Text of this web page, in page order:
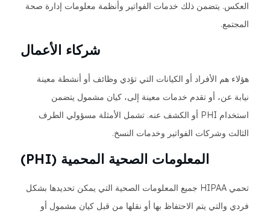
العكس. يتضمن ذلك خدمات الفواتير وأنظمة معلومات إدارة صحة
المجتمع.
شركاء الأعمال
هؤلاء هم الأفراد أو الكيانات التي تؤدي وظائف أو أنشطة معينة
نيابة عن، أو تقدم خدمات معينة إلى، كيان مشمول يتضمن
استخدام PHI أو الكشف عنه. تشمل الأمثلة مسؤولي الطرف
الثالث وشركات الفواتير وخدمات النسخ.
المعلومات الصحية المحمية (PHI)
تحمي HIPAA جميع المعلومات الصحية التي يمكن تحديدها بشكل
فردي والتي يتم الاحتفاظ بها أو نقلها من قبل كيان مشمول أو